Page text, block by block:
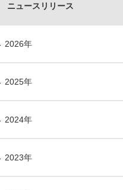
ニュースリリース
2026年
2025年
2024年
2023年